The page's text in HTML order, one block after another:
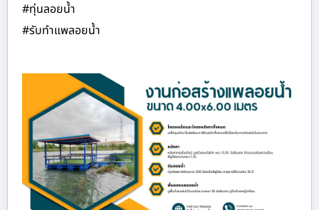
#ทุ่นลอยน้ำ
#รับทำแพลอยน้ำ